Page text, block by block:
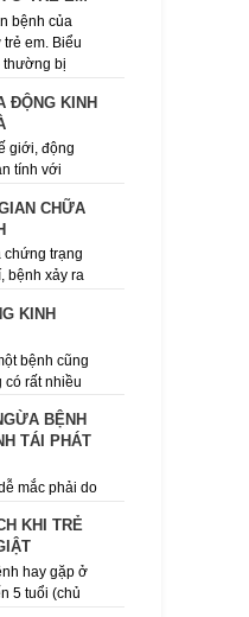
bệnh của
em. Biểu
thường bị
ĐỘNG KINH
giới, động
tính với
CHỮA
chứng trạng
bệnh xảy ra
KINH
bệnh cũng
có rất nhiều
BỆNH
TÁI PHÁT
mắc phải do
mình chế
KHI TRẺ
hay gặp ở
5 tuổi (chủ